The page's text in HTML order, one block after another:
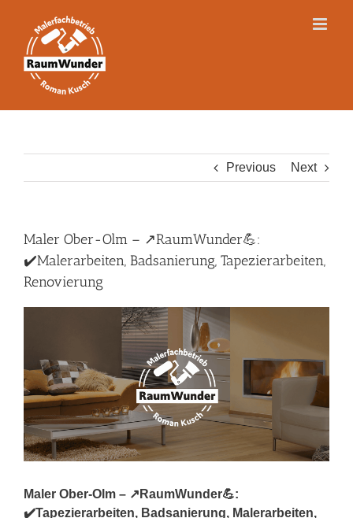
content
Previous Next
Maler Ober-Olm – ↗️RaumWunder💪:
✔️Malerarbeiten, Badsanierung, Tapezierarbeiten,
Renovierung
Maler Ober-Olm – ↗️RaumWunder💪:
✔️Tapezierarbeiten, Badsanierung, Malerarbeiten,